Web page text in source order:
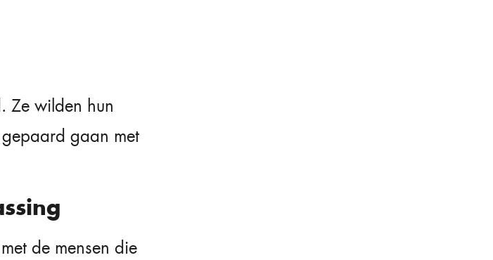
Ze wilden hun
gaan met
de mensen die